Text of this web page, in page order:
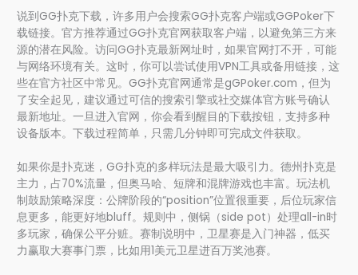
说到GG扑克下载，许多用户会搜索GG扑克客户端或GGPoker下
载链接。官方推荐通过GG扑克官网获取客户端，以避免第三方来
源的潜在风险。访问GG扑克最新网址时，如果官网打不开，可能
与网络环境有关。这时，你可以尝试使用VPN工具或备用链接，这
些在官方社区中常见。GG扑克官网通常是gGPoker.com，但为
了安全起见，建议通过可信的搜索引擎或社交媒体官方账号确认
最新地址。一旦进入官网，你会看到醒目的下载按钮，支持多种
设备版本。下载过程简单，只需几分钟即可完成文件获取。
如果你是扑克迷，GG扑克的多样玩法是最大吸引力。德州扑克是
主力，占70%流量，但奥马哈、短牌和混牌游戏也丰富。玩法机
制鼓励策略深度：公牌阶段的“position”位置很重要，后位玩家信
息更多，能更好地bluff。规则中，侧锅（side pot）处理all-in时
多玩家，确保公平分赃。赛制说明中，卫星赛是入门神器，低买
力赢取大赛事门票，比如用1美元卫星进百万奖池赛。